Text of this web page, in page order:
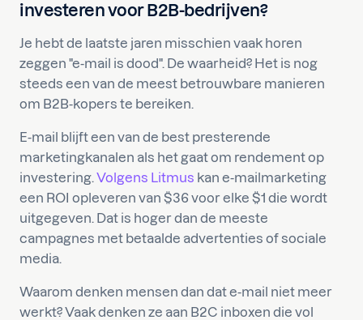
investeren voor B2B-bedrijven?
Je hebt de laatste jaren misschien vaak horen
zeggen "e-mail is dood". De waarheid? Het is nog
steeds een van de meest betrouwbare manieren
om B2B-kopers te bereiken.
E-mail blijft een van de best presterende
marketingkanalen als het gaat om rendement op
investering. Volgens Litmus kan e-mailmarketing
een ROI opleveren van $36 voor elke $1 die wordt
uitgegeven. Dat is hoger dan de meeste
campagnes met betaalde advertenties of sociale
media.
Waarom denken mensen dan dat e-mail niet meer
werkt? Vaak denken ze aan B2C inboxen die vol